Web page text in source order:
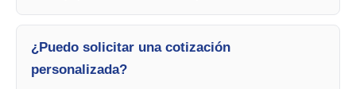
¿Puedo solicitar una cotización
personalizada?